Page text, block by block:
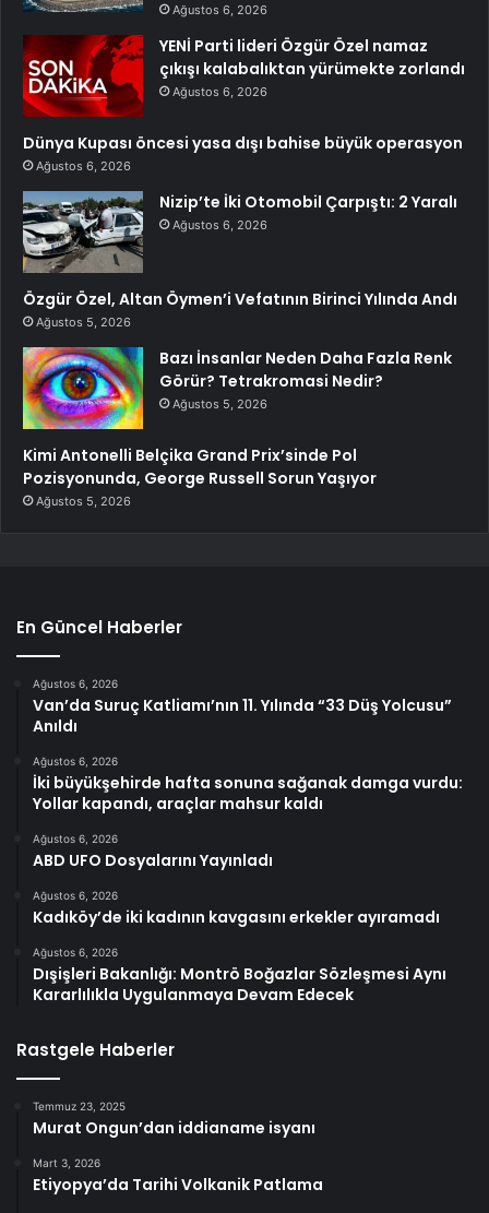
Ağustos 6, 2026
YENİ Parti lideri Özgür Özel namaz
çıkışı kalabalıktan yürümekte zorlandı
Ağustos 6, 2026
Dünya Kupası öncesi yasa dışı bahise büyük operasyon
Ağustos 6, 2026
Nizip’te İki Otomobil Çarpıştı: 2 Yaralı
Ağustos 6, 2026
Özgür Özel, Altan Öymen’i Vefatının Birinci Yılında Andı
Ağustos 5, 2026
Bazı İnsanlar Neden Daha Fazla Renk
Görür? Tetrakromasi Nedir?
Ağustos 5, 2026
Kimi Antonelli Belçika Grand Prix’sinde Pol
Pozisyonunda, George Russell Sorun Yaşıyor
Ağustos 5, 2026
En Güncel Haberler
Ağustos 6, 2026
Van’da Suruç Katliamı’nın 11. Yılında “33 Düş Yolcusu”
Anıldı
Ağustos 6, 2026
İki büyükşehirde hafta sonuna sağanak damga vurdu:
Yollar kapandı, araçlar mahsur kaldı
Ağustos 6, 2026
ABD UFO Dosyalarını Yayınladı
Ağustos 6, 2026
Kadıköy’de iki kadının kavgasını erkekler ayıramadı
Ağustos 6, 2026
Dışişleri Bakanlığı: Montrö Boğazlar Sözleşmesi Aynı
Kararlılıkla Uygulanmaya Devam Edecek
Rastgele Haberler
Temmuz 23, 2025
Murat Ongun’dan iddianame isyanı
Mart 3, 2026
Etiyopya’da Tarihi Volkanik Patlama